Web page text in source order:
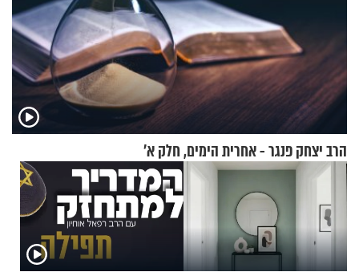
הרב יצחק פנגר - אחרית הימים, חלק א’